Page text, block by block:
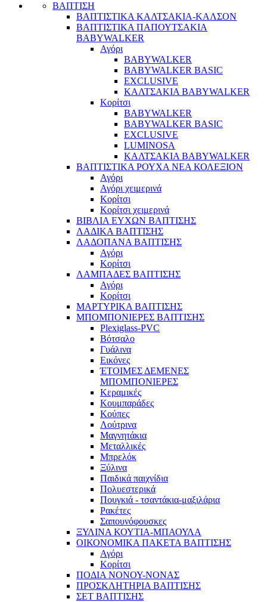
ΒΑΠΤΙΣΗ
ΒΑΠΤΙΣΤΙΚΑ ΚΑΛΤΣΑΚΙΑ-ΚΑΛΣΟΝ
ΒΑΠΤΙΣΤΙΚΑ ΠΑΠΟΥΤΣΑΚΙΑ
BABYWALKER
Αγόρι
BABYWALKER
BABYWALKER BASIC
EXCLUSIVE
ΚΑΛΤΣΑΚΙΑ BABYWALKER
Κορίτσι
BABYWALKER
BABYWALKER BASIC
EXCLUSIVE
LUMINOSA
ΚΑΛΤΣΑΚΙΑ BABYWALKER
ΒΑΠΤΙΣΤΙΚΑ ΡΟΥΧΑ ΝΕΑ ΚΟΛΕΞΙΟΝ
Αγόρι
Αγόρι χειμερινά
Κορίτσι
Κορίτσι χειμερινά
ΒΙΒΛΙΑ ΕΥΧΩΝ ΒΑΠΤΙΣΗΣ
ΛΑΔΙΚΑ ΒΑΠΤΙΣΗΣ
ΛΑΔΟΠΑΝΑ ΒΑΠΤΙΣΗΣ
Αγόρι
Κορίτσι
ΛΑΜΠΑΔΕΣ ΒΑΠΤΙΣΗΣ
Αγόρι
Κορίτσι
ΜΑΡΤΥΡΙΚΑ ΒΑΠΤΙΣΗΣ
ΜΠΟΜΠΟΝΙΕΡΕΣ ΒΑΠΤΙΣΗΣ
Plexiglass-PVC
Βότσαλο
Γυάλινα
Εικόνες
ΈΤΟΙΜΕΣ ΔΕΜΕΝΕΣ
ΜΠΟΜΠΟΝΙΕΡΕΣ
Κεραμικές
Κουμπαράδες
Κούπες
Λούτρινα
Μαγνητάκια
Μεταλλικές
Μπρελόκ
Ξύλινα
Παιδικά παιχνίδια
Πολυεστερικά
Πουγκιά - τσαντάκια-μαξιλάρια
Ρακέτες
Σαπουνόφουσκες
ΞΥΛΙΝΑ ΚΟΥΤΙΑ-ΜΠΑΟΥΛΑ
ΟΙΚΟΝΟΜΙΚΑ ΠΑΚΕΤΑ ΒΑΠΤΙΣΗΣ
Αγόρι
Κορίτσι
ΠΟΔΙΑ ΝΟΝΟΥ-ΝΟΝΑΣ
ΠΡΟΣΚΛΗΤΗΡΙΑ ΒΑΠΤΙΣΗΣ
ΣΕΤ ΒΑΠΤΙΣΗΣ